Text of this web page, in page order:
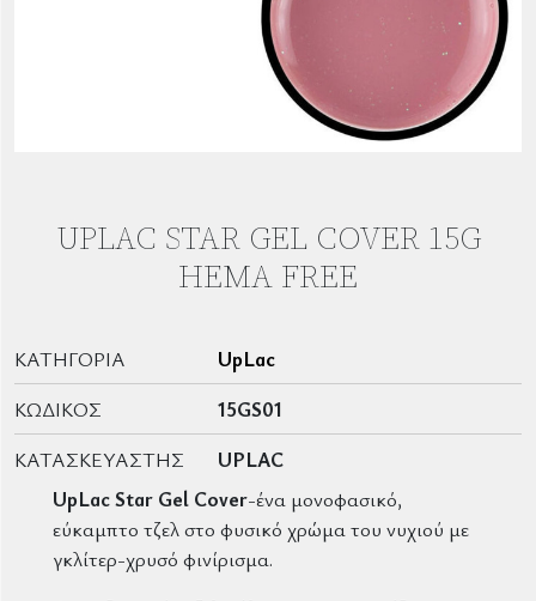
UPLAC STAR GEL COVER 15G
HEMA FREE
ΚΑΤΗΓΟΡΊΑ
UpLac
ΚΩΔΙΚΌΣ
15GS01
ΚΑΤΑΣΚΕΥΑΣΤΉΣ
UPLAC
UpLac Star Gel Cover-ένα μονοφασικό,
εύκαμπτο τζελ στο φυσικό χρώμα του νυχιού με
γκλίτερ-χρυσό φινίρισμα.